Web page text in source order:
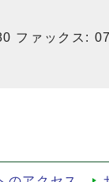
ファックス: